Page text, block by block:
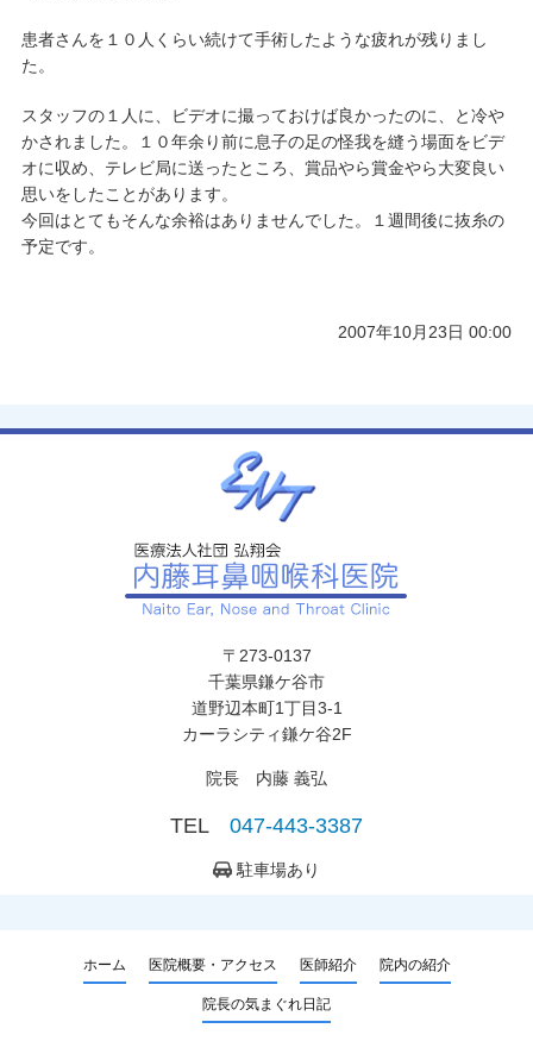
患者さんを１０人くらい続けて手術したような疲れが残りまし
た。
スタッフの１人に、ビデオに撮っておけば良かったのに、と冷や
かされました。１０年余り前に息子の足の怪我を縫う場面をビデ
オに収め、テレビ局に送ったところ、賞品やら賞金やら大変良い
思いをしたことがあります。
今回はとてもそんな余裕はありませんでした。１週間後に抜糸の
予定です。
2007年10月23日 00:00
〒273-0137
千葉県鎌ケ谷市
道野辺本町1丁目3-1
カーラシティ鎌ケ谷2F
院長 内藤 義弘
TEL 047-443-3387
駐車場あり
ホーム 医院概要・アクセス 医師紹介 院内の紹介
院長の気まぐれ日記